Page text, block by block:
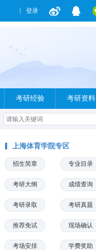
登录
考研经验 考研资料
上海体育学院专区
招生简章 专业目录
考研大纲 成绩查询
考研录取 考研真题
推荐免试 现场确认
考场安排 学费奖助